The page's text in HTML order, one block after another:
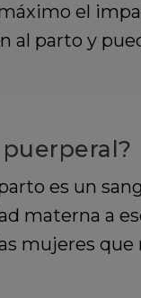
el
parto y
es un
materna a
mujeres